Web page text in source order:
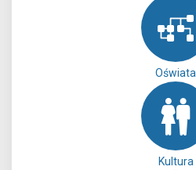
Oświata
Kultura